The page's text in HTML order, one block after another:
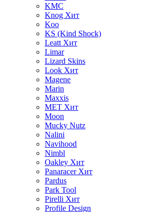
KMC
Knog Хит
Koo
KS (Kind Shock)
Leatt Хит
Limar
Lizard Skins
Look Хит
Magene
Marin
Maxxis
MET Хит
Moon
Mucky Nutz
Nalini
Navihood
Nimbl
Oakley Хит
Panaracer Хит
Pardus
Park Tool
Pirelli Хит
Profile Design